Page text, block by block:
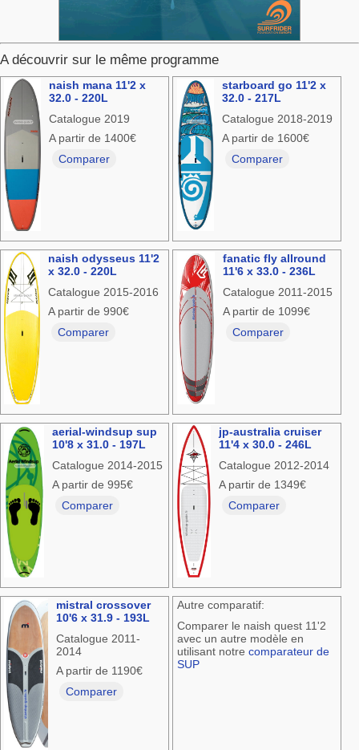
A découvrir sur le même programme
naish mana 11'2 x
32.0 - 220L
Catalogue 2019
A partir de 1400€
Comparer
starboard go 11'2 x
32.0 - 217L
Catalogue 2018-2019
A partir de 1600€
Comparer
naish odysseus 11'2
x 32.0 - 220L
Catalogue 2015-2016
A partir de 990€
Comparer
fanatic fly allround
11'6 x 33.0 - 236L
Catalogue 2011-2015
A partir de 1099€
Comparer
aerial-windsup sup
10'8 x 31.0 - 197L
Catalogue 2014-2015
A partir de 995€
Comparer
jp-australia cruiser
11'4 x 30.0 - 246L
Catalogue 2012-2014
A partir de 1349€
Comparer
mistral crossover
10'6 x 31.9 - 193L
Catalogue 2011-
2014
A partir de 1190€
Comparer
Autre comparatif:
Comparer le naish quest 11'2
avec un autre modèle en
utilisant notre comparateur de
SUP